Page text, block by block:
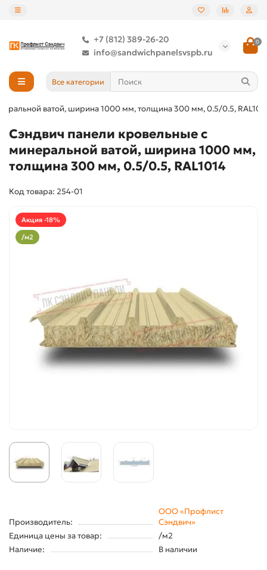
+7 (812) 389-26-20
info@sandwichpanelsvspb.ru
0
Все категории
ватой, ширина 1000 мм, толщина 300 мм, 0.5/0.5,
Сэндвич панели кровельные с
минеральной ватой, ширина 1000 мм,
толщина 300 мм, 0.5/0.5, RAL1014
Код товара: 254-01
Акция -18%
/м2
Производитель:
ООО «Профлист
Сэндвич»
Единица цены за товар:
/м2
Наличие:
В наличии